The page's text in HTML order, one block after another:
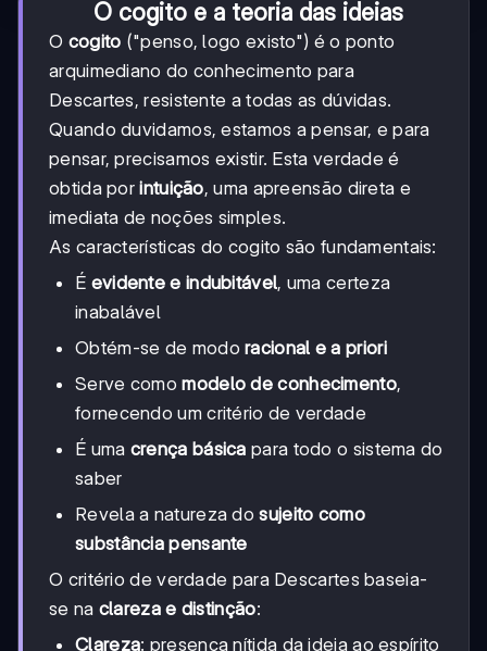
O cogito e a teoria das ideias
O cogito ("penso, logo existo") é o ponto
arquimediano do conhecimento para
Descartes, resistente a todas as dúvidas.
Quando duvidamos, estamos a pensar, e para
pensar, precisamos existir. Esta verdade é
obtida porintuição, uma apreensão direta e
imediata de noções simples.
As características do cogito são fundamentais:
É evidente e indubitável, uma certeza
inabalável
Obtém-se de modoracional e a priori
Serve comomodelo de conhecimento,
fornecendo um critério de verdade
É uma crença básica para todo o sistema do
saber
Revela a natureza dosujeito como
substância pensante
O critério de verdade para Descartes baseia-
se na clareza e distinção:
Clareza: presença nítida da ideia ao espírito